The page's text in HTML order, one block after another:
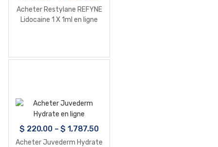
Acheter Restylane REFYNE
Lidocaine 1 X 1ml en ligne
$ 220.00–$ 1,787.50
Acheter Juvederm Hydrate